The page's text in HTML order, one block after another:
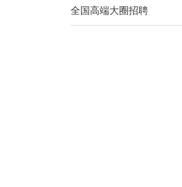
全国高端大圈招聘